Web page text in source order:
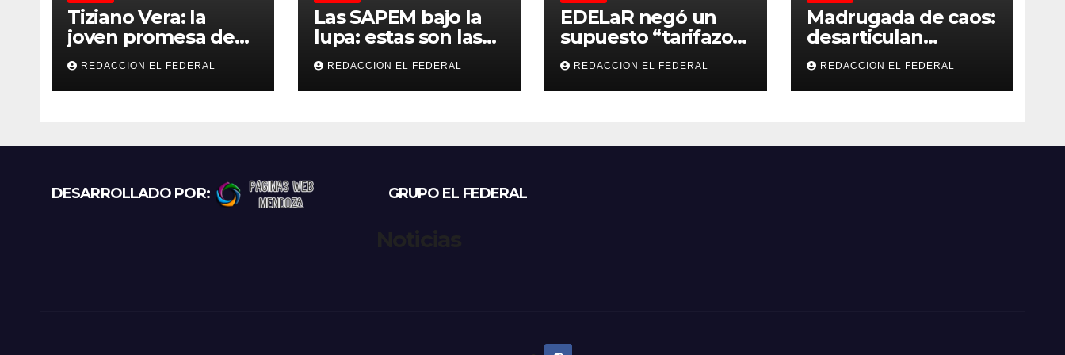
s
Tiziano Vera: la
joven promesa de
La Rioja fue
convocado a la
Selección Argentina
REDACCION EL FEDERAL
Las SAPEM bajo la
lupa: estas son las
empresas que
evalúan vender a
capitales privados
REDACCION EL FEDERAL
EDELaR negó un
supuesto “tarifazo”,
culpó a Nación y
defendió los
mecanismos de
REDACCION EL FEDERAL
Madrugada de caos:
desarticulan
múltiples “rodadas”
y detienen a
motociclistas
REDACCION EL FEDERAL
DESARROLLADO POR: GRUPO EL FEDERAL